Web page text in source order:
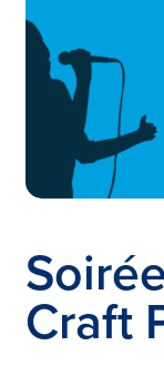
Craft